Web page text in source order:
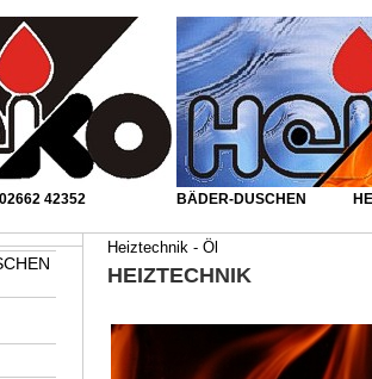
42352 BÄDER-DUSCHEN
Heiztechnik - Öl
HEIZTECHNIK